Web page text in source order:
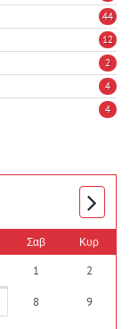
44
12
2
4
4
Σαβ Κυρ
1 2
8 9